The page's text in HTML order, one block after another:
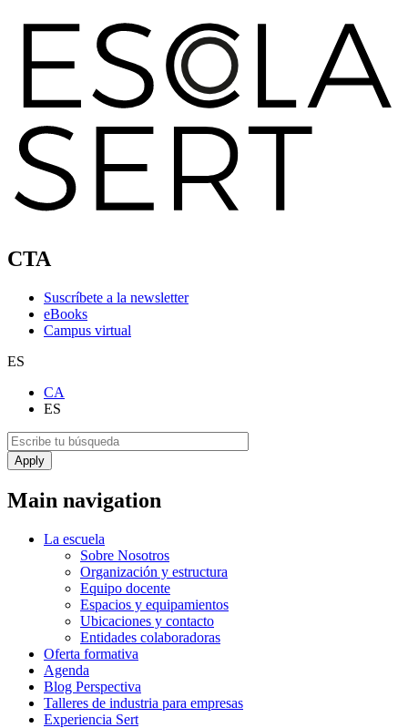
CTA
Suscríbete a la newsletter
eBooks
Campus virtual
ES
CA
ES
Main navigation
La escuela
Sobre Nosotros
Organización y estructura
Equipo docente
Espacios y equipamientos
Ubicaciones y contacto
Entidades colaboradoras
Oferta formativa
Agenda
Blog Perspectiva
Talleres de industria para empresas
Experiencia Sert